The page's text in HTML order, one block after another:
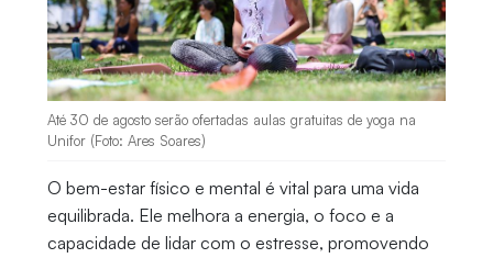
Até 30 de agosto serão ofertadas aulas gratuitas de yoga na
Unifor (Foto: Ares Soares)
O bem-estar físico e mental é vital para uma vida
equilibrada. Ele melhora a energia, o foco e a
capacidade de lidar com o estresse, promovendo